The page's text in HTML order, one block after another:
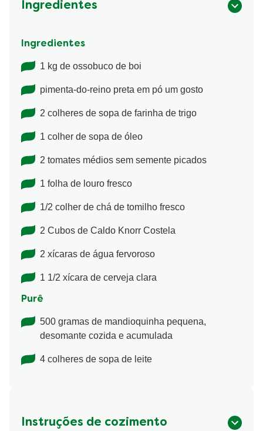
Ingredientes
Ingredientes
1 kg de ossobuco de boi
pimenta-do-reino preta em pó um gosto
2 colheres de sopa de farinha de trigo
1 colher de sopa de óleo
2 tomates médios sem semente picados
1 folha de louro fresco
1/2 colher de chá de tomilho fresco
2 Cubos de Caldo Knorr Costela
2 xícaras de água fervoroso
1 1/2 xícara de cerveja clara
Purê
500 gramas de mandioquinha pequena,
desomante cozida e acumulada
4 colheres de sopa de leite
Instruções de cozimento